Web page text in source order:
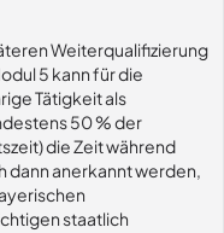
Weiterqualifizierung
5 kann für die
Tätigkeit als
50 % der
die Zeit während
dann anerkannt werden,
staatlich